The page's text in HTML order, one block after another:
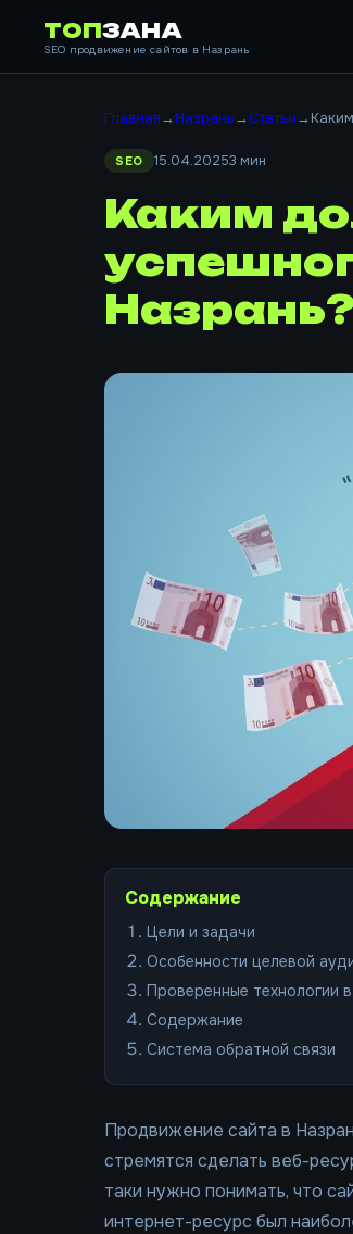
ТОПЗАНА
SEO продвижение сайтов в Назрань
Главная→Назрань→Статьи→
SEO 15.04.20253 мин
Каким
Назрань?
Содержание
Цели и задачи
Особенности целевой
Проверенные технологии
Содержание
Система обратной связи
Продвижение сайта в
стремятся сделать веб-
таки нужно понимать, что
интернет-ресурс был